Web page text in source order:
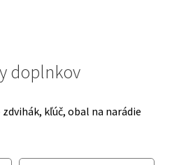
doplnkov
kľúč, obal na narádie